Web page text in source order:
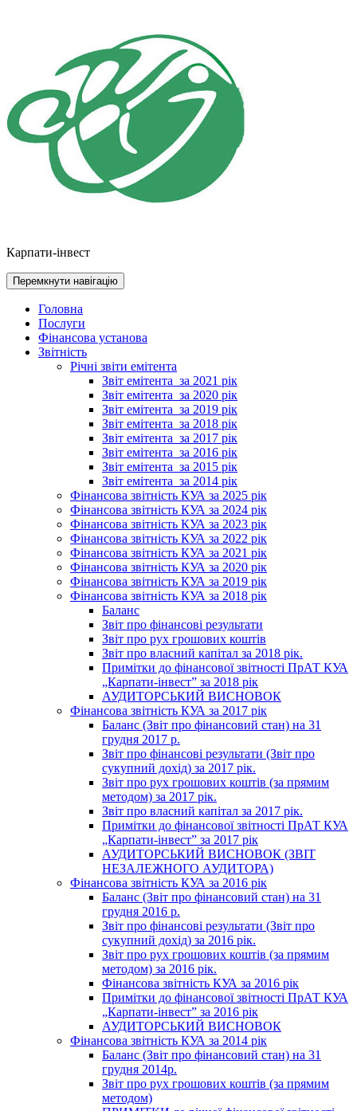
Карпати-інвест
Перемкнути навігацію
Головна
Послуги
Фінансова установа
Звітність
Річні звіти емітента
Звіт емітента_за 2021 рік
Звіт емітента_за 2020 рік
Звіт емітента_за 2019 рік
Звіт емітента_за 2018 рік
Звіт емітента_за 2017 рік
Звіт емітента_за 2016 рік
Звіт емітента_за 2015 рік
Звіт емітента_за 2014 рік
Фінансова звітність КУА за 2025 рік
Фінансова звітність КУА за 2024 рік
Фінансова звітність КУА за 2023 рік
Фінансова звітність КУА за 2022 рік
Фінансова звітність КУА за 2021 рік
Фінансова звітність КУА за 2020 рік
Фінансова звітність КУА за 2019 рік
Фінансова звітність КУА за 2018 рік
Баланс
Звіт про фінансові результати
Звіт про рух грошових коштів
Звіт про власний капітал за 2018 рік.
Примітки до фінансової звітності ПрАТ КУА
„Карпати-інвест” за 2018 рік
АУДИТОРСЬКИЙ ВИСНОВОК
Фінансова звітність КУА за 2017 рік
Баланс (Звіт про фінансовий стан) на 31
грудня 2017 р.
Звіт про фінансові результати (Звіт про
сукупний дохід) за 2017 рік.
Звіт про рух грошових коштів (за прямим
методом) за 2017 рік.
Звіт про власний капітал за 2017 рік.
Примітки до фінансової звітності ПрАТ КУА
„Карпати-інвест” за 2017 рік
АУДИТОРСЬКИЙ ВИСНОВОК (ЗВІТ
НЕЗАЛЕЖНОГО АУДИТОРА)
Фінансова звітність КУА за 2016 рік
Баланс (Звіт про фінансовий стан) на 31
грудня 2016 р.
Звіт про фінансові результати (Звіт про
сукупний дохід) за 2016 рік.
Звіт про рух грошових коштів (за прямим
методом) за 2016 рік.
Фінансова звітність КУА за 2016 рік
Примітки до фінансової звітності ПрАТ КУА
„Карпати-інвест” за 2016 рік
АУДИТОРСЬКИЙ ВИСНОВОК
Фінансова звітність КУА за 2014 рік
Баланс (Звіт про фінансовий стан) на 31
грудня 2014р.
Звіт про рух грошових коштів (за прямим
методом)